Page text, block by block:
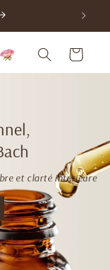
Panier
et clarté intérieure